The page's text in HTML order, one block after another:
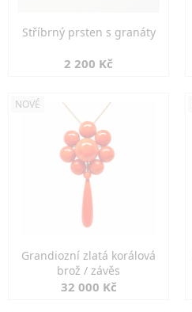
Stříbrný prsten s granáty
2 200 Kč
NOVÉ
Grandiozní zlatá korálová
brož / závěs
32 000 Kč